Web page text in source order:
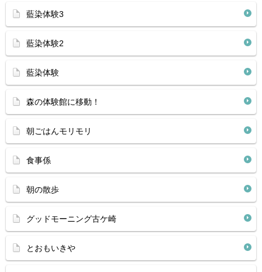
藍染体験3
藍染体験2
藍染体験
森の体験館に移動！
朝ごはんモリモリ
食事係
朝の散歩
グッドモーニング古ケ崎
とおもいきや